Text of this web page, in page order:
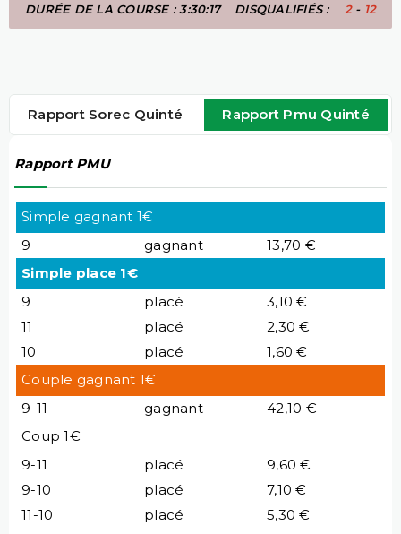
DURÉE DE LA COURSE : 3:30:17 DISQUALIFIÉS : 2- 12
Rapport Sorec Quinté Rapport Pmu Quinté
Rapport PMU
Simple gagnant 1€
9
gagnant
13,70 €
Simple place 1€
9
placé
3,10 €
11
placé
2,30 €
10
placé
1,60 €
Couple gagnant 1€
9-11
gagnant
42,10 €
Coup 1€
9-11
placé
9,60 €
9-10
placé
7,10 €
11-10
placé
5,30 €